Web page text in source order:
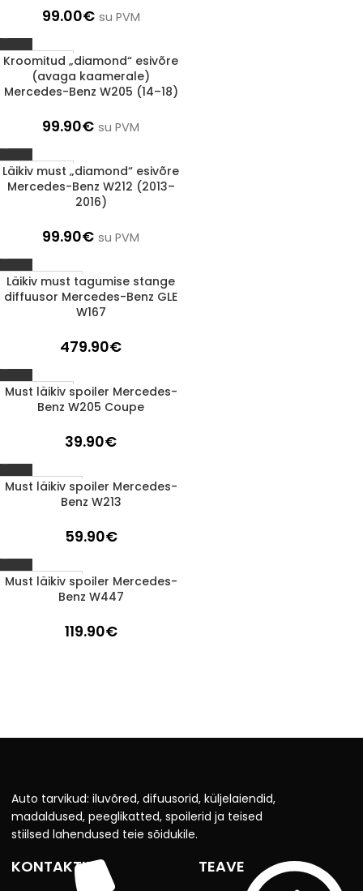
99.00€ su PVM
1-3 d.d.
Kroomitud „diamond“ esivõre
(avaga kaamerale)
Mercedes-Benz W205 (14–18)
99.90€ su PVM
1-3 d.d.
Läikiv must „diamond“ esivõre
Mercedes-Benz W212 (2013–
2016)
99.90€ su PVM
Läbimüüdud
Läikiv must tagumise stange
diffuusor Mercedes-Benz GLE
W167
479.90€
1-3 d.d.
Must läikiv spoiler Mercedes-
Benz W205 Coupe
39.90€
Läbimüüdud
Must läikiv spoiler Mercedes-
Benz W213
59.90€
Läbimüüdud
Must läikiv spoiler Mercedes-
Benz W447
119.90€
Auto tarvikud: iluvõred, difuusorid, küljelaiendid,
madaldused, peeglikatted, spoilerid ja teised
stiilsed lahendused teie sõidukile.
KONTAKTID TEAVE